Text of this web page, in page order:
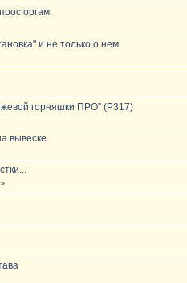
оргам.
и не только о нем
горняшки ПРО" (P317)
вывеске
»